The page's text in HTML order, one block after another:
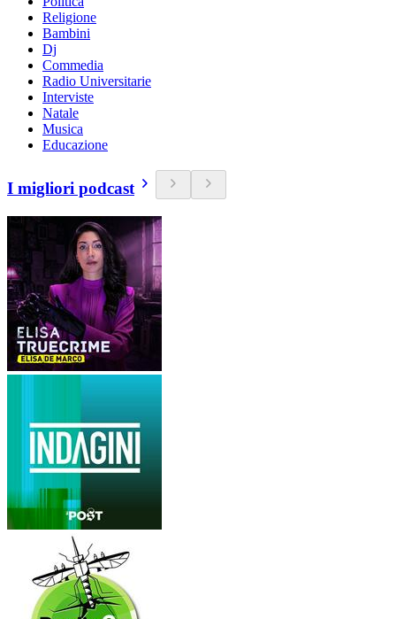
Religione
Bambini
Dj
Commedia
Radio Universitarie
Interviste
Natale
Musica
Educazione
I migliori podcast